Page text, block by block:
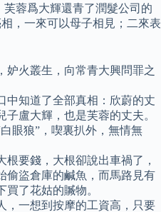
蓉爲大輝還青了潤髮公司的
，一來可以母子相見；二來表
妒火叢生，向常青大興問罪之
中知道了全部真相：欣蔚的丈
盧大輝，也是芙蓉的丈夫。
眼狼”，喫裏扒外，無情無
要錢，大根卻說出車禍了，
偷盜倉庫的鹹魚，而馬路見有
了花姑的贓物。
，一想到按摩的工資高，只要